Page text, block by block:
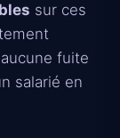
sur ces
fuite
salarié en